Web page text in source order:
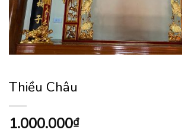
Thiều Châu
1.000.000₫